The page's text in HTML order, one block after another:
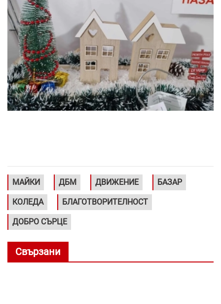
МАЙКИ ДБМ ДВИЖЕНИЕ БАЗАР
КОЛЕДА БЛАГОТВОРИТЕЛНОСТ
ДОБРО СЪРЦЕ
Свързани